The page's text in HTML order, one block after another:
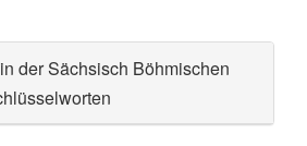
der Sächsisch Böhmischen